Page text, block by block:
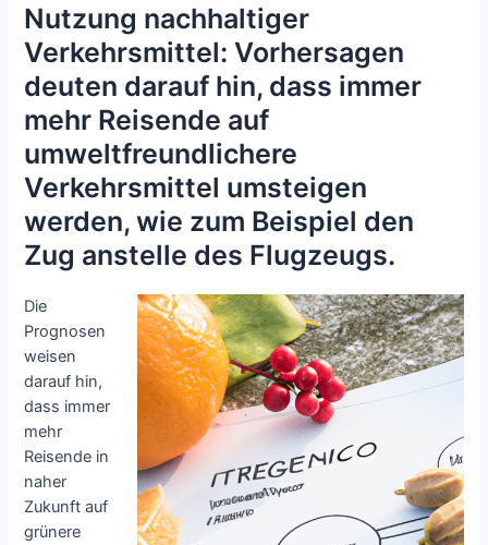
Nutzung nachhaltiger
Verkehrsmittel: Vorhersagen
deuten darauf hin, dass immer
mehr Reisende auf
umweltfreundlichere
Verkehrsmittel umsteigen
werden, wie zum Beispiel den
Zug anstelle des Flugzeugs.
Die
Prognosen
weisen
darauf hin,
dass immer
mehr
Reisende in
naher
Zukunft auf
grünere